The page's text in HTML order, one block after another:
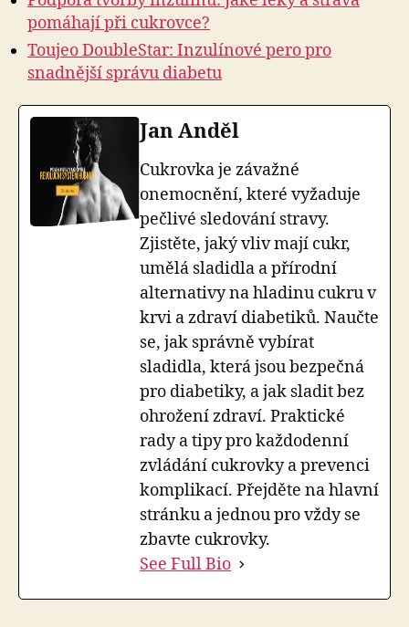
pomáhají při cukrovce?
Toujeo DoubleStar: Inzulínové pero pro
snadnější správu diabetu
Jan Anděl
Cukrovka je závažné
onemocnění, které vyžaduje
pečlivé sledování stravy.
Zjistěte, jaký vliv mají cukr,
umělá sladidla a přírodní
alternativy na hladinu cukru v
krvi a zdraví diabetiků. Naučte
se, jak správně vybírat
sladidla, která jsou bezpečná
pro diabetiky, a jak sladit bez
ohrožení zdraví. Praktické
rady a tipy pro každodenní
zvládání cukrovky a prevenci
komplikací. Přejděte na hlavní
stránku a jednou pro vždy se
zbavte cukrovky.
See Full Bio